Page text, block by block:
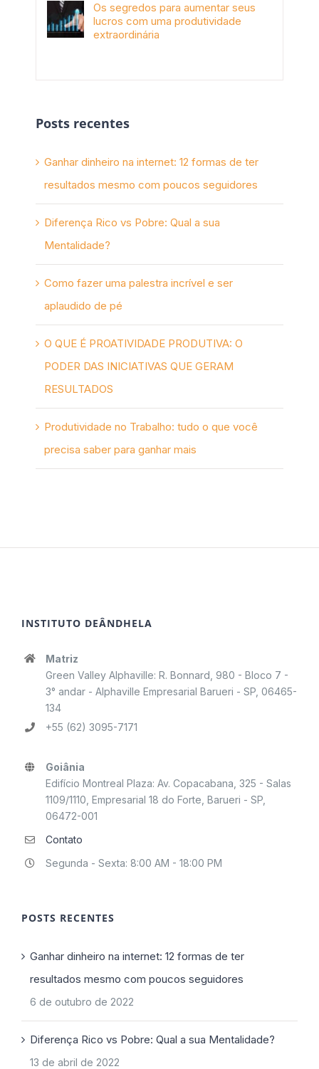
Os segredos para aumentar seus
lucros com uma produtividade
extraordinária
Posts recentes
Ganhar dinheiro na internet: 12 formas de ter
resultados mesmo com poucos seguidores
Diferença Rico vs Pobre: Qual a sua
Mentalidade?
Como fazer uma palestra incrível e ser
aplaudido de pé
O QUE É PROATIVIDADE PRODUTIVA: O
PODER DAS INICIATIVAS QUE GERAM
RESULTADOS
Produtividade no Trabalho: tudo o que você
precisa saber para ganhar mais
INSTITUTO DEÂNDHELA
Matriz
Green Valley Alphaville: R. Bonnard, 980 - Bloco 7 -
3° andar - Alphaville Empresarial Barueri - SP, 06465-
134
+55 (62) 3095-7171
Goiânia
Edifício Montreal Plaza: Av. Copacabana, 325 - Salas
1109/1110, Empresarial 18 do Forte, Barueri - SP,
06472-001
Contato
Segunda - Sexta: 8:00 AM - 18:00 PM
POSTS RECENTES
Ganhar dinheiro na internet: 12 formas de ter
resultados mesmo com poucos seguidores
6 de outubro de 2022
Diferença Rico vs Pobre: Qual a sua Mentalidade?
13 de abril de 2022